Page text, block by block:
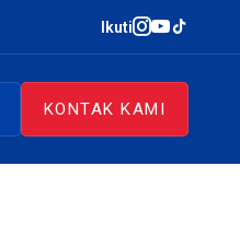
Ikuti
KONTAK KAMI